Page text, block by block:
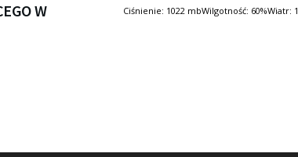
W
Ciśnienie: 1022 mbWilgotność: 60%Wiatr: